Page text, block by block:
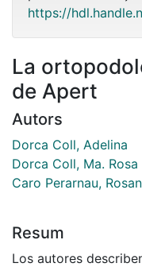
https://
La
de Apert
Autors
Dorca Coll, Adelina
Dorca Coll, Ma. Rosa
Caro Perarnau,
Resum
Los autores